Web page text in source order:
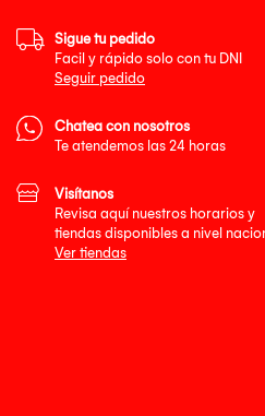
Sigue tu pedido
Facil y rápido solo con tu DNI
Seguir pedido
Chatea con nosotros
Te atendemos las 24 horas
Visítanos
Revisa aquí nuestros horarios y
tiendas disponibles a nivel
Ver tiendas